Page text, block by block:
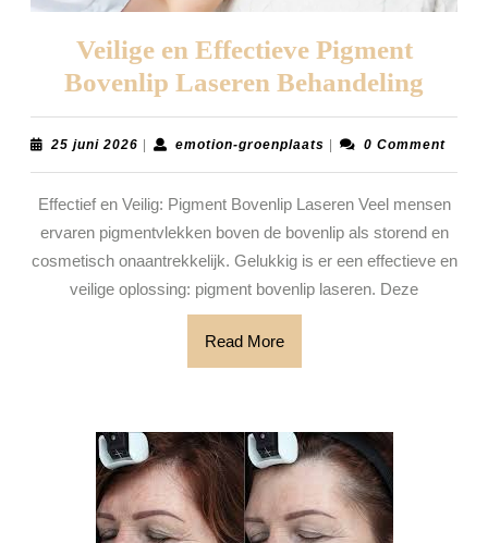
Veilige en Effectieve Pigment
Bovenlip Laseren Behandeling
en
25 juni 2026 25
emotion-groenplaatsemotion-0 Comment
Effectief en Veilig: Pigment Bovenlip Laseren Veel mensen
ervaren pigmentvlekken boven de bovenlip als storend en
cosmetisch onaantrekkelijk. Gelukkig is er een effectieve en
veilige oplossing: pigment bovenlip laseren. Deze
Read MoreRead
More